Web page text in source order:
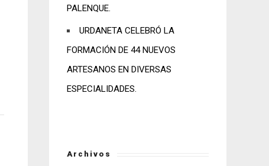
PALENQUE.
URDANETA CELEBRÓ LA
FORMACIÓN DE 44 NUEVOS
ARTESANOS EN DIVERSAS
ESPECIALIDADES.
Archivos